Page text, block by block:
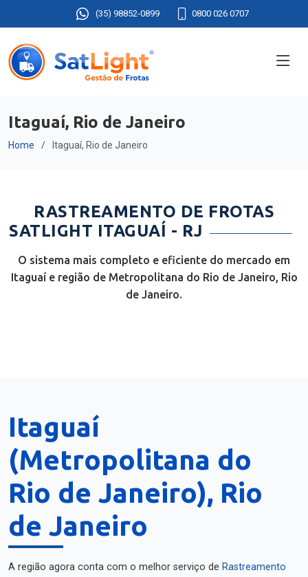
(35) 98852-0899 0800 026 0707
Itaguaí, Rio de Janeiro
Home Itaguaí, Rio de Janeiro
RASTREAMENTO DE FROTAS
SATLIGHT ITAGUAÍ - RJ
O sistema mais completo e eficiente do mercado em
Itaguaí e região de Metropolitana do Rio de Janeiro, Rio
de Janeiro.
Itaguaí
(Metropolitana do
Rio de Janeiro), Rio
de Janeiro
A região agora conta com o melhor serviço de Rastreamento